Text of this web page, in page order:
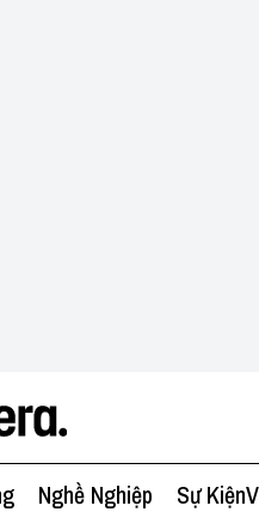
Nghề Nghiệp Sự Kiện